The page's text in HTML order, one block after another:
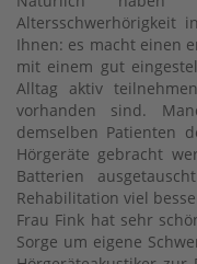
Altersschwerhörigkeit
Ihnen: es macht einen
mit einem gut
Alltag aktiv
vorhanden sind.
demselben Patienten
Hörgeräte gebracht
Batterien
Rehabilitation viel
Frau Fink hat sehr
Sorge um eigene